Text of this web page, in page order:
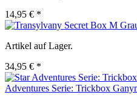
14,95 € *
Artikel auf Lager.
34,95 € *
Adventures Serie: Trickbox